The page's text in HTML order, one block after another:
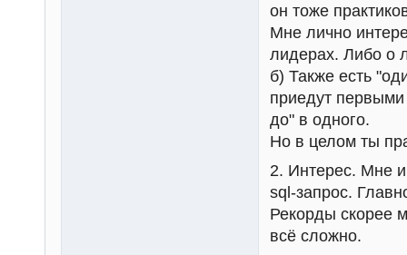
он тоже
Мне лично
лидерах. Либо о
б) Также есть
приедут
до" в одного.
Но в целом ты
2. Интерес. Мне
sql-запрос.
Рекорды скорее
всё сложно.